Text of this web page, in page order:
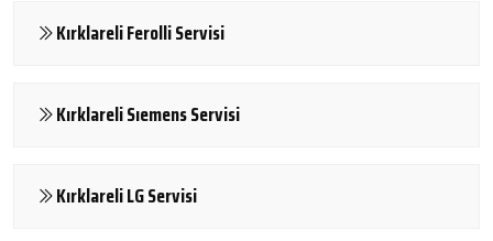
Kırklareli Ferolli Servisi
Kırklareli Sıemens Servisi
Kırklareli LG Servisi